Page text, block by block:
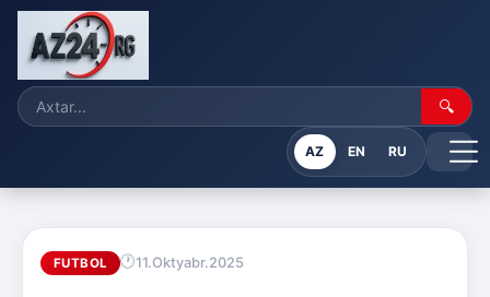
🔍
AZ EN RU
FUTBOL 11.Oktyabr.2025